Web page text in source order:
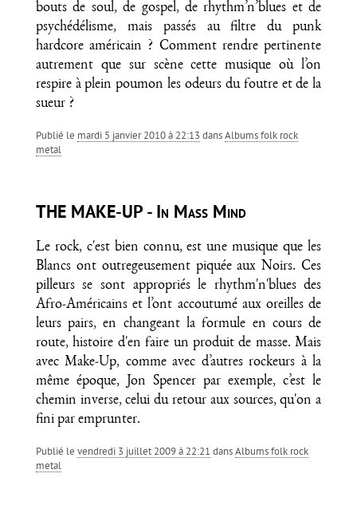
bouts de soul, de gospel, de rhythm’n’blues et de
psychédélisme, mais passés au filtre du punk
hardcore américain ? Comment rendre pertinente
autrement que sur scène cette musique où l’on
respire à plein poumon les odeurs du foutre et de la
sueur ?
Publié le mardi 5 janvier 2010 à 22:13 dansAlbums folk rock
metal
THE MAKE-UP - In Mass Mind
Le rock, c'est bien connu, est une musique que les
Blancs ont outregeusement piquée aux Noirs. Ces
pilleurs se sont appropriés le rhythm'n'blues des
Afro-Américains et l’ont accoutumé aux oreilles de
leurs pairs, en changeant la formule en cours de
route, histoire d'en faire un produit de masse. Mais
avec Make-Up, comme avec d’autres rockeurs à la
même époque, Jon Spencer par exemple, c’est le
chemin inverse, celui du retour aux sources, qu'on a
fini par emprunter.
Publié le vendredi 3 juillet 2009 à 22:21 dansAlbums folk rock
metal